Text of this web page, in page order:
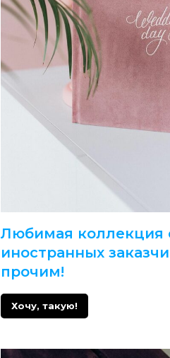
Любимая коллекция
иностранных
прочим!
Хочу, такую!